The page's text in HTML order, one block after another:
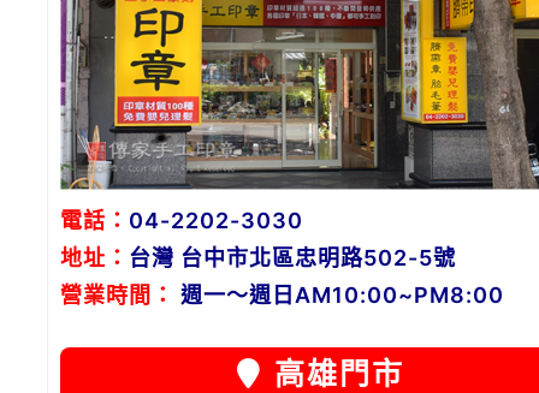
電話： 04-2202-3030
地址： 台灣 台中市北區忠明路502-5號
營業時間：
週一～週日AM10:00~PM8:00
高雄門市